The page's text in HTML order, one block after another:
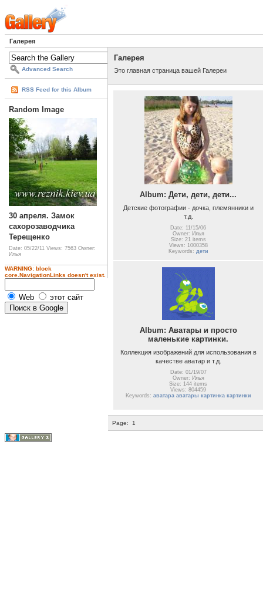
Галерея
Advanced Search
RSS Feed for this Album
Random Image
30 апреля. Замок
сахорозаводчика
Терещенко
Date: 05/22/11 Views: 7563 Owner:
Илья
WARNING: block
core.NavigationLinks doesn't exist.
Web этот сайт
Галерея
Это главная страница вашей Галереи
Album: Дети, дети, дети...
Детские фотографии - дочка, племянники и
т.д.
Date: 11/15/06
Owner: Илья
Size: 21 items
Views: 1000358
Keywords: дети
Album: Аватары и просто
маленькие картинки.
Коллекция изображений для использования в
качестве аватар и т.д.
Date: 01/19/07
Owner: Илья
Size: 144 items
Views: 804459
Keywords: аватара аватары картинка картинки
Page: 1